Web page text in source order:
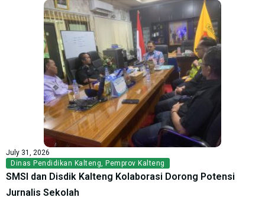
July 31, 2026
Dinas Pendidikan Kalteng, Pemprov Kalteng
SMSI dan Disdik Kalteng Kolaborasi Dorong Potensi
Jurnalis Sekolah